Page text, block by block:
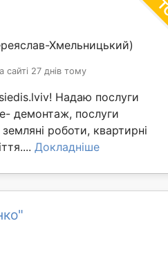
Хмельницький)
сайті 27 днів тому
Надаю послуги
демонтаж, послуги
роботи, квартирні
Докладніше